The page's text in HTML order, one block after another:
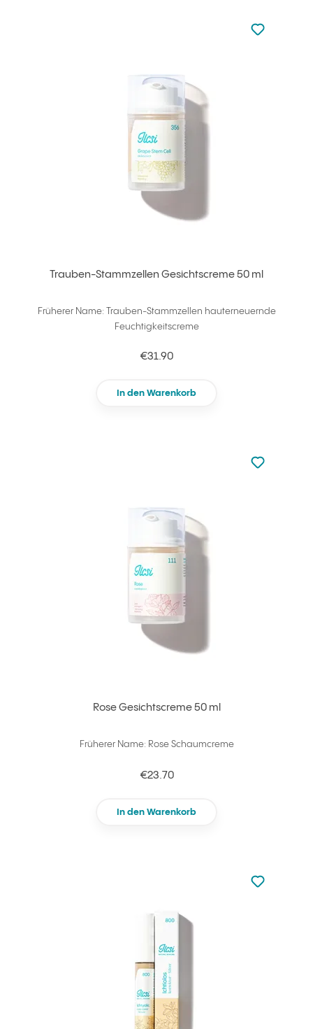
Trauben-Stammzellen Gesichtscreme 50 ml
Früherer Name: Trauben-Stammzellen hauterneuernde
Feuchtigkeitscreme
€31.90
In den Warenkorb
zu den
zu Ihren
Rose Gesichtscreme 50 ml
Früherer Name: Rose Schaumcreme
€23.70
In den Warenkorb
zu den
zu Ihren
zu den
zu Ihren